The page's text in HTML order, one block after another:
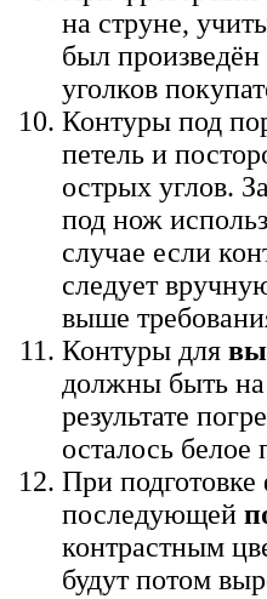
на струне,
был
уголков
Контуры под
петель и
острых углов.
под нож
случае если
следует
выше
Контуры для
должны быть
результате
осталось белое
При
последующей
контрастным
будут потом